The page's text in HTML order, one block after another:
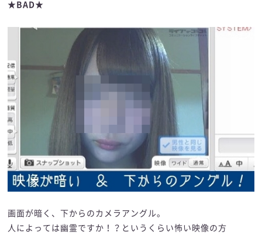
★BAD★
画面が暗く、下からのカメラアングル。
人によっては幽霊ですか！？というくらい怖い映像の方